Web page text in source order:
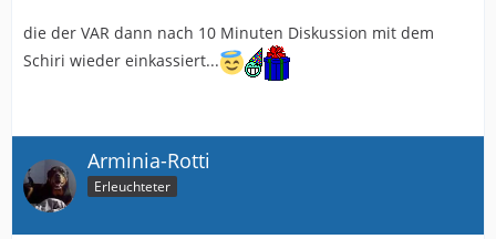
die der VAR dann nach 10 Minuten Diskussion mit dem
Schiri wieder einkassiert...
Arminia-Rotti
Erleuchteter